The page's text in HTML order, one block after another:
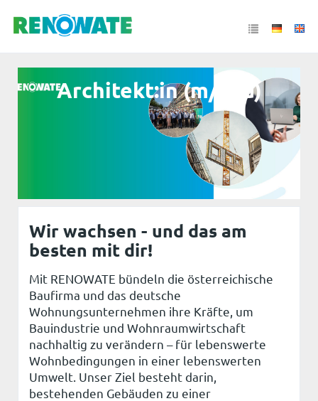
Architekt:in (m/w/d)
Wir wachsen - und das am
besten mit dir!
Mit RENOWATE bündeln die österreichische
Baufirma und das deutsche
Wohnungsunternehmen ihre Kräfte, um
Bauindustrie und Wohnraumwirtschaft
nachhaltig zu verändern – für lebenswerte
Wohnbedingungen in einer lebenswerten
Umwelt. Unser Ziel besteht darin,
bestehenden Gebäuden zu einer